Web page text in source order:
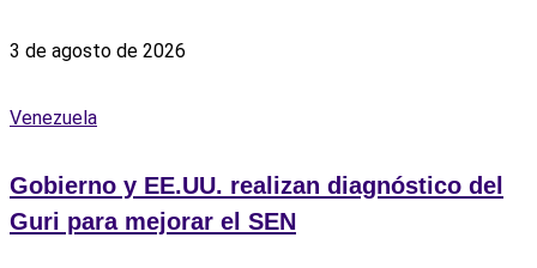
3 de agosto de 2026
Venezuela
Gobierno y EE.UU. realizan diagnóstico del
Guri para mejorar el SEN